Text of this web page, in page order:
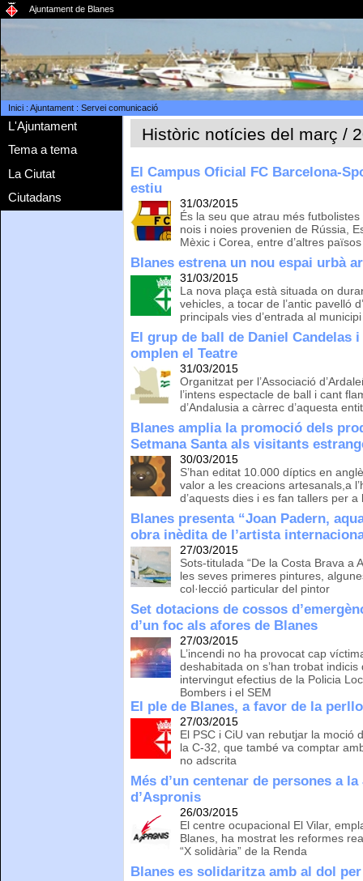
Ajuntament de Blanes
Inici: Ajuntament: Servei comunicació
L'Ajuntament
Tema a tema
La Ciutat
Ciutadans
Històric notícies del març /
El Campus Oficial FC Barcelona-
estiu
31/03/2015
És la seu que atrau més
nois i noies provenien de Rússia,
Mèxic i Corea, entre d’altres països
Blanes estrena un nou espai urbà
31/03/2015
La nova plaça està situada on
vehicles, a tocar de l’antic pavelló
principals vies d’entrada al municipi
El grup de ball de Daniel Candelas
omplen el Teatre
31/03/2015
Organitzat per l’Associació
l’intens espectacle de ball i cant
d’Andalusia a càrrec d’aquesta
Blanes amplia la promoció dels
Setmana Santa als visitants
30/03/2015
S’han editat 10.000 díptics en
valor a les creacions artesanals,a
d’aquests dies i es fan tallers per a
Blanes presenta “Joan Padern,
obra inèdita de l’artista
27/03/2015
Sots-titulada “De la Costa Brava a
les seves primeres pintures,
col·lecció particular del pintor
Set dotacions de cossos
d’un foc als afores de Blanes
27/03/2015
L’incendi no ha provocat cap
deshabitada on s’han trobat
intervingut efectius de la Policia
Bombers i el SEM
El ple de Blanes, a favor de la
27/03/2015
El PSC i CiU van rebutjar la moció
la C-32, que també va comptar
no adscrita
Més d’un centenar de persones a
d’Aspronis
26/03/2015
El centre ocupacional El Vilar,
Blanes, ha mostrat les reformes
“X solidària” de la Renda
Blanes es solidaritza amb al dol